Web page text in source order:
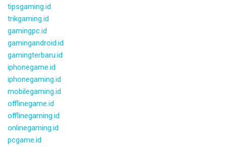
tipsgaming.id
trikgaming.id
gamingpc.id
gamingandroid.id
gamingterbaru.id
iphonegame.id
iphonegaming.id
mobilegaming.id
offlinegame.id
offlinegaming.id
onlinegaming.id
pcgame.id